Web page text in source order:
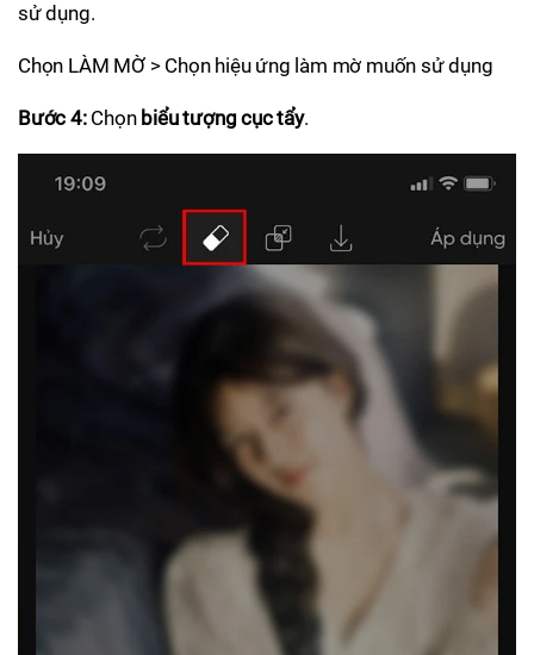
sử dụng.
Chọn LÀM MỜ > Chọn hiệu ứng làm mờ muốn sử dụng
Bước 4:Chọn biểu tượng cục tẩy.